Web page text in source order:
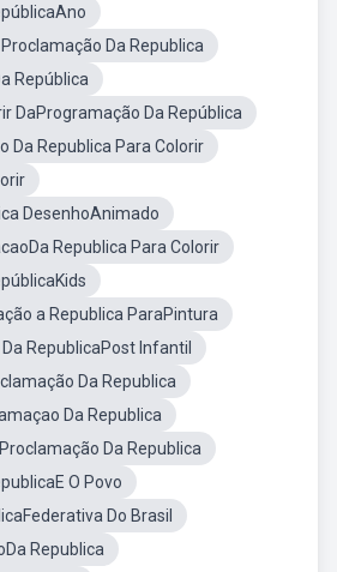
Da Republica
República
DaProgramação Da República
Da Republica Para Colorir
DesenhoAnimado
Republica Para Colorir
a Republica ParaPintura
RepublicaPost Infantil
Da Republica
Da Republica
Da Republica
O Povo
Do Brasil
Republica